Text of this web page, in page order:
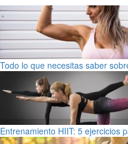
Todo lo que necesitas saber
Entrenamiento HIIT: 5 ejercicios